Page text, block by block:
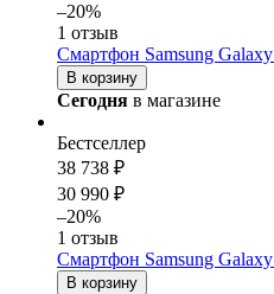
–20%
1 отзыв
Смартфон Samsung
В корзину
Сегодня в магазине
Бестселлер
38 738 ₽
30 990 ₽
–20%
1 отзыв
Смартфон Samsung
В корзину